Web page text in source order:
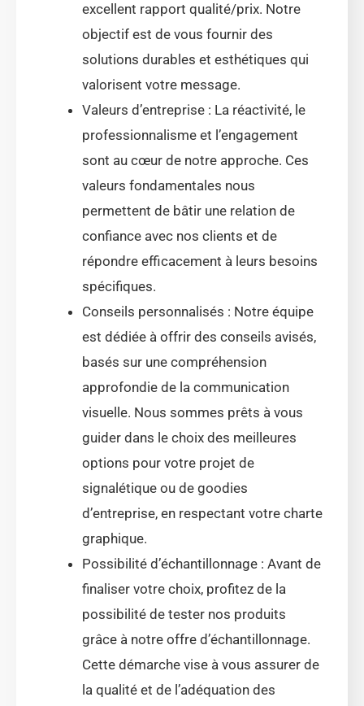
excellent rapport qualité/prix. Notre
objectif est de vous fournir des
solutions durables et esthétiques qui
valorisent votre message.
Valeurs d’entreprise : La réactivité, le
professionnalisme et l’engagement
sont au cœur de notre approche. Ces
valeurs fondamentales nous
permettent de bâtir une relation de
confiance avec nos clients et de
répondre efficacement à leurs besoins
spécifiques.
Conseils personnalisés : Notre équipe
est dédiée à offrir des conseils avisés,
basés sur une compréhension
approfondie de la communication
visuelle. Nous sommes prêts à vous
guider dans le choix des meilleures
options pour votre projet de
signalétique ou de goodies
d’entreprise, en respectant votre charte
graphique.
Possibilité d’échantillonnage : Avant de
finaliser votre choix, profitez de la
possibilité de tester nos produits
grâce à notre offre d’échantillonnage.
Cette démarche vise à vous assurer de
la qualité et de l’adéquation des